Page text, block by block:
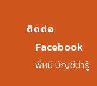
ติดต่อ
Facebook
พี่หมี บัญชีน่ารู้